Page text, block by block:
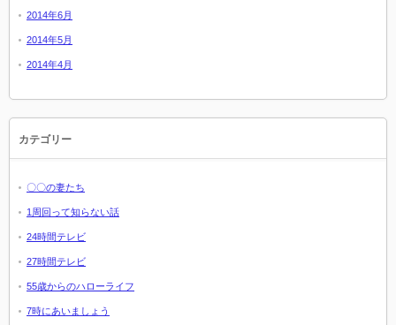
2014年6月
2014年5月
2014年4月
カテゴリー
〇〇の妻たち
1周回って知らない話
24時間テレビ
27時間テレビ
55歳からのハローライフ
7時にあいましょう